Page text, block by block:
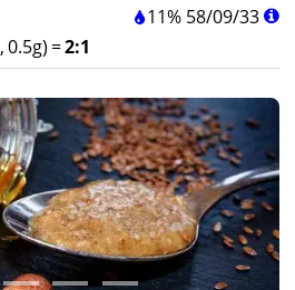
11% 58/09/33
0.5g) =2:1